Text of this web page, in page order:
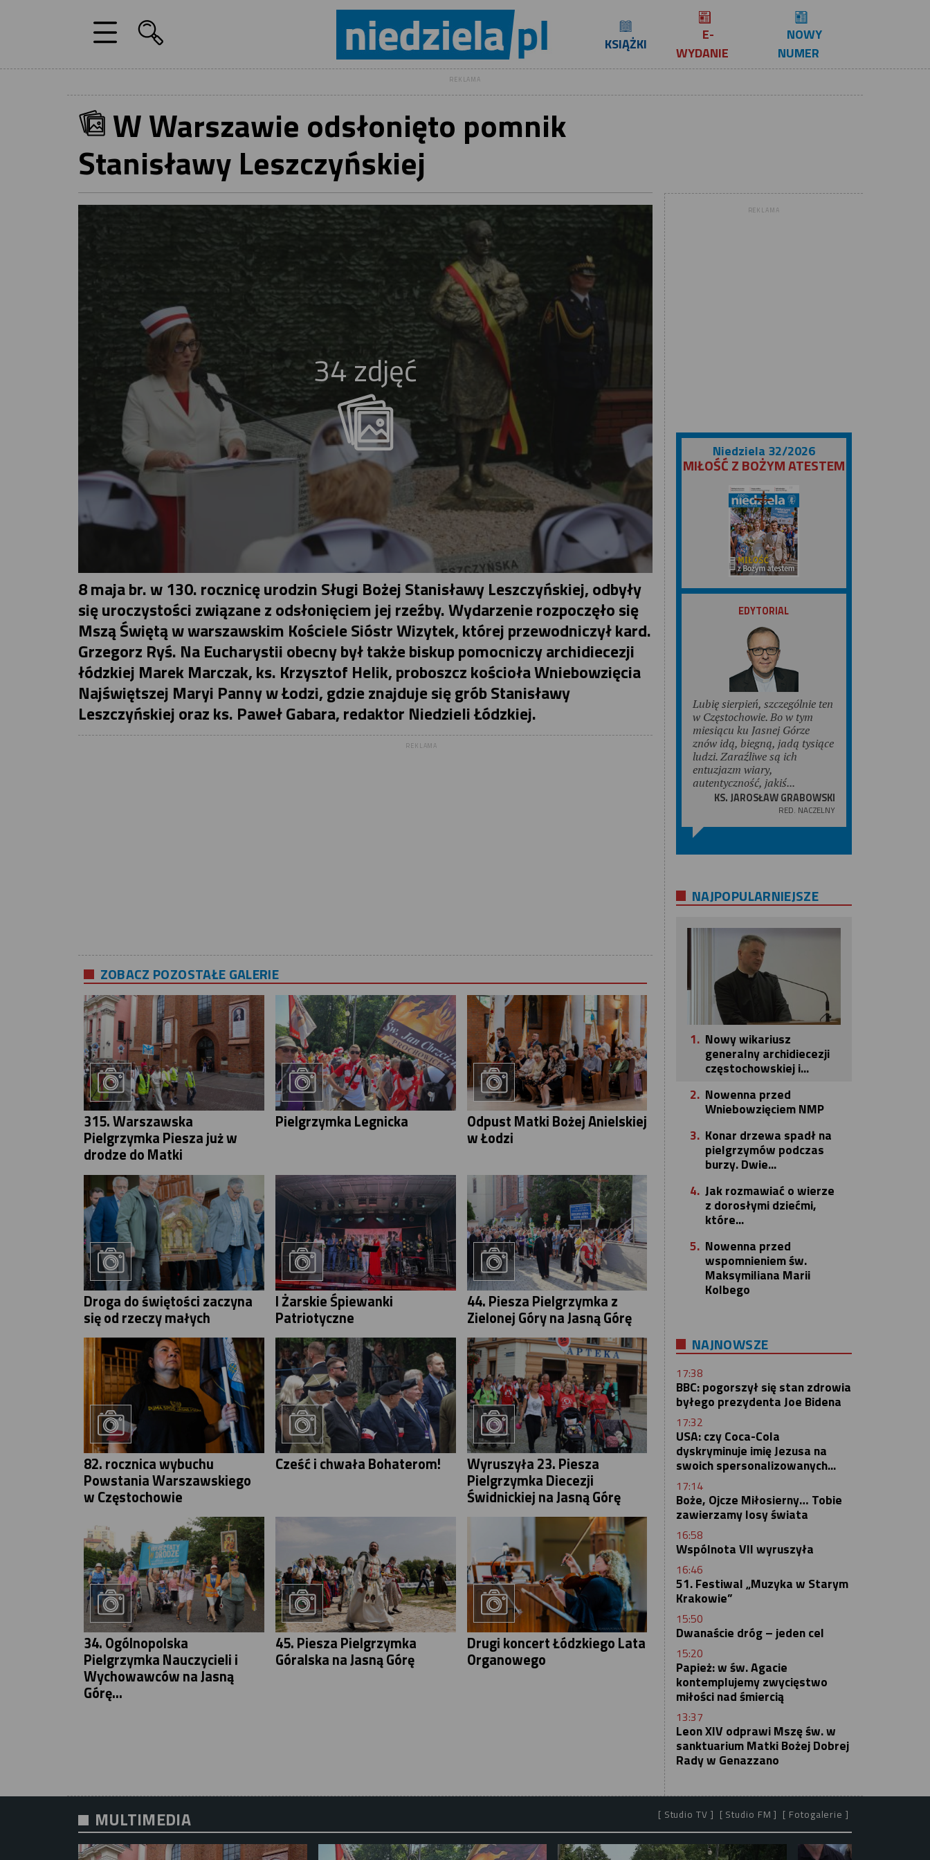
KSIĄŻKI
E-
WYDANIE
NOWY
NUMER
REKLAMA
W Warszawie odsłonięto pomnik
Stanisławy Leszczyńskiej
34 zdjęć
8 maja br. w 130. rocznicę urodzin Sługi Bożej Stanisławy Leszczyńskiej, odbyły
się uroczystości związane z odsłonięciem jej rzeźby. Wydarzenie rozpoczęło się
Mszą Świętą w warszawskim Kościele Sióstr Wizytek, której przewodniczył kard.
Grzegorz Ryś. Na Eucharystii obecny był także biskup pomocniczy archidiecezji
łódzkiej Marek Marczak, ks. Krzysztof Helik, proboszcz kościoła Wniebowzięcia
Najświętszej Maryi Panny w Łodzi, gdzie znajduje się grób Stanisławy
Leszczyńskiej oraz ks. Paweł Gabara, redaktor Niedzieli Łódzkiej.
REKLAMA
ZOBACZ POZOSTAŁE GALERIE
315. Warszawska
Pielgrzymka Piesza już w
drodze do Matki
Pielgrzymka Legnicka Odpust Matki Bożej Anielskiej
w Łodzi
Droga do świętości zaczyna
się od rzeczy małych
I Żarskie Śpiewanki
Patriotyczne
44. Piesza Pielgrzymka z
Zielonej Góry na Jasną Górę
82. rocznica wybuchu
Powstania Warszawskiego
w Częstochowie
Cześć i chwała Bohaterom! Wyruszyła 23. Piesza
Pielgrzymka Diecezji
Świdnickiej na Jasną Górę
34. Ogólnopolska
Pielgrzymka Nauczycieli i
Wychowawców na Jasną
Górę...
45. Piesza Pielgrzymka
Góralska na Jasną Górę
Drugi koncert Łódzkiego Lata
Organowego
REKLAMA
Niedziela 32/2026
MIŁOŚĆ Z BOŻYM ATESTEM
ZOBACZ
EDYTORIAL
Lubię sierpień, szczególnie ten
w Częstochowie. Bo w tym
miesiącu ku Jasnej Górze
znów idą, biegną, jadą tysiące
ludzi. Zaraźliwe są ich
entuzjazm wiary,
autentyczność, jakiś...
KS. JAROSŁAW GRABOWSKI
RED. NACZELNY
NAJPOPULARNIEJSZE
1. Nowy wikariusz
generalny archidiecezji
częstochowskiej i...
2. Nowenna przed
Wniebowzięciem NMP
3. Konar drzewa spadł na
pielgrzymów podczas
burzy. Dwie...
4. Jak rozmawiać o wierze
z dorosłymi dziećmi,
które...
5. Nowenna przed
wspomnieniem św.
Maksymiliana Marii
Kolbego
NAJNOWSZE
17:38
BBC: pogorszył się stan zdrowia
byłego prezydenta Joe Bidena
17:32
USA: czy Coca-Cola
dyskryminuje imię Jezusa na
swoich spersonalizowanych...
17:14
Boże, Ojcze Miłosierny… Tobie
zawierzamy losy świata
16:58
Wspólnota VII wyruszyła
16:46
51. Festiwal „Muzyka w Starym
Krakowie”
15:50
Dwanaście dróg – jeden cel
15:20
Papież: w św. Agacie
kontemplujemy zwycięstwo
miłości nad śmiercią
13:37
Leon XIV odprawi Mszę św. w
sanktuarium Matki Bożej Dobrej
Rady w Genazzano
MULTIMEDIA [ Studio TV ] [ Studio FM ] [ Fotogalerie ]